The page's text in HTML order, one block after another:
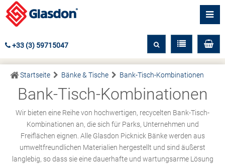
+33 (3) 59715047
Startseite Bänke & Tische Bank-Tisch-Kombinationen
Bank-Tisch-Kombinationen
Wir bieten eine Reihe von hochwertigen, recycelten Bank-Tisch-
Kombinationen an, die sich für Parks, Unternehmen und
Freiflächen eignen. Alle Glasdon Picknick Bänke werden aus
umweltfreundlichen Materialien hergestellt und sind äußerst
langlebig, so dass sie eine dauerhafte und wartungsarme Lösung